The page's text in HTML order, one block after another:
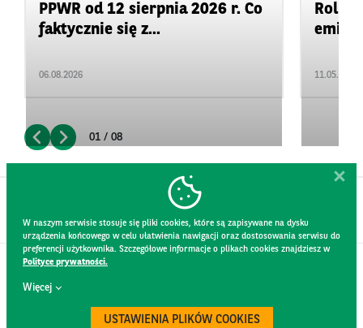
PPWR od 12 sierpnia 2026 r. Co
faktycznie się z...
06.08.2026
emisje
11.05.2026
01 / 08
W naszym serwisie stosuje się pliki cookies, które są zapisywane na dysku
urządzenia końcowego w celu ułatwienia nawigacji oraz dostosowania serwisu do
preferencji użytkownika. Szczegółowe informacje o plikach cookies znajdziesz w
Polityce prywatności.
Więcej
USTAWIENIA PLIKÓW COOKIES
KONTAKT
REGULAMIN STRONY
POLITYKA PRYWATNOŚCI